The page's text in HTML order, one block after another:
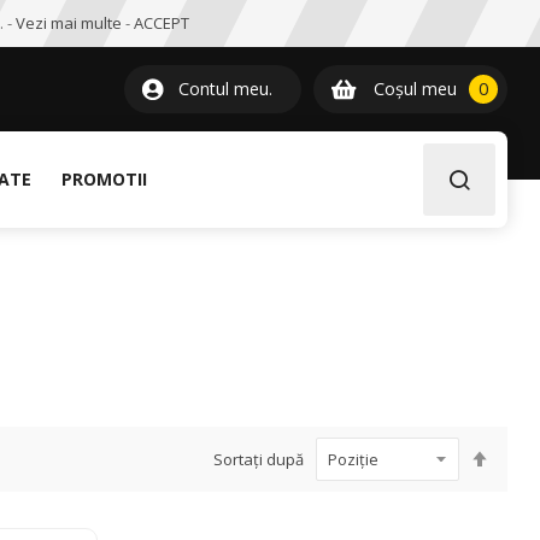
-Vezi mai multe -ACCEPT
Contul meu. Coșul meu 00item
PROMOTII
Sortați după